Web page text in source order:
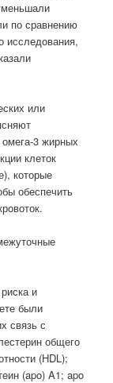
по сравнению
исследования,
или
3 жирных
клеток
которые
обеспечить
и
были
связь с
общего
(HDL);
(apo) A1; apo